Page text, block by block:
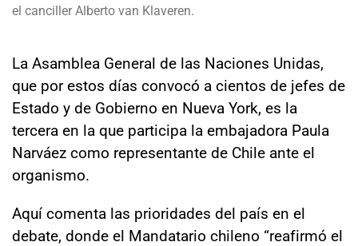
el canciller Alberto van Klaveren.
La Asamblea General de las Naciones Unidas,
que por estos días convocó a cientos de jefes de
Estado y de Gobierno en Nueva York, es la
tercera en la que participa la embajadora Paula
Narváez como representante de Chile ante el
organismo.
Aquí comenta las prioridades del país en el
debate, donde el Mandatario chileno “reafirmó el